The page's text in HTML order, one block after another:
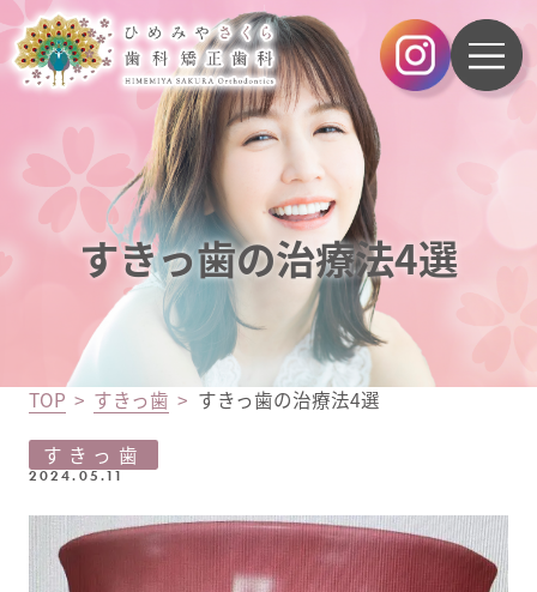
すきっ歯の治療法4選
TOP すきっ歯 すきっ歯の治療法4選
すきっ歯
2024.05.11